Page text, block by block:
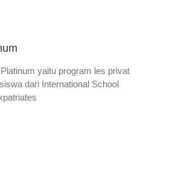
yaitu program les privat
dari International School